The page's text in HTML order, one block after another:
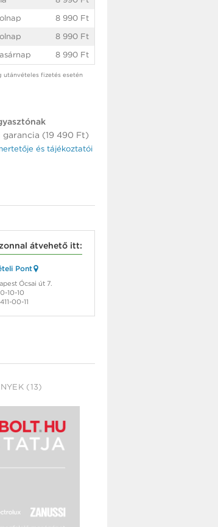
8 990 Ft
8 990 Ft
8 990 Ft
fizetés esetén
(19 490 Ft)
és tájékoztatói
átvehető itt:
Pont
Ócsai út 7.
10-10
00-11
(13)